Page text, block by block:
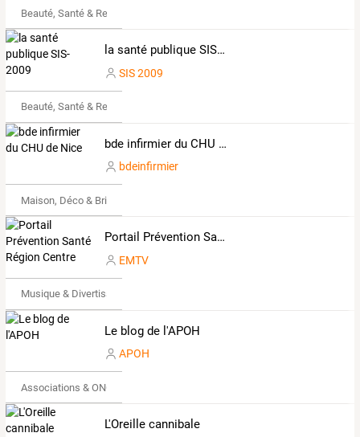
Beauté, Santé & Remise en forme
la santé publique SIS-2009
SIS 2009
Beauté, Santé & Remise en forme
bde infirmier du CHU de Nice
bdeinfirmier
Maison, Déco & Bricolage
Portail Prévention Santé Région Centre
EMTV
Musique & Divertissements
Le blog de l'APOH
APOH
Associations & ONG
L'Oreille cannibale